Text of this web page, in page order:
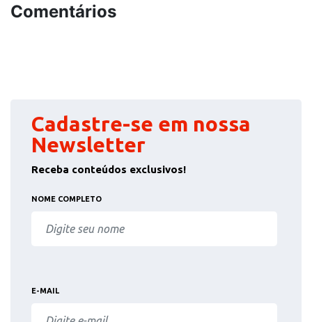
Comentários
Cadastre-se em nossa
Newsletter
Receba conteúdos exclusivos!
NOME COMPLETO
E-MAIL